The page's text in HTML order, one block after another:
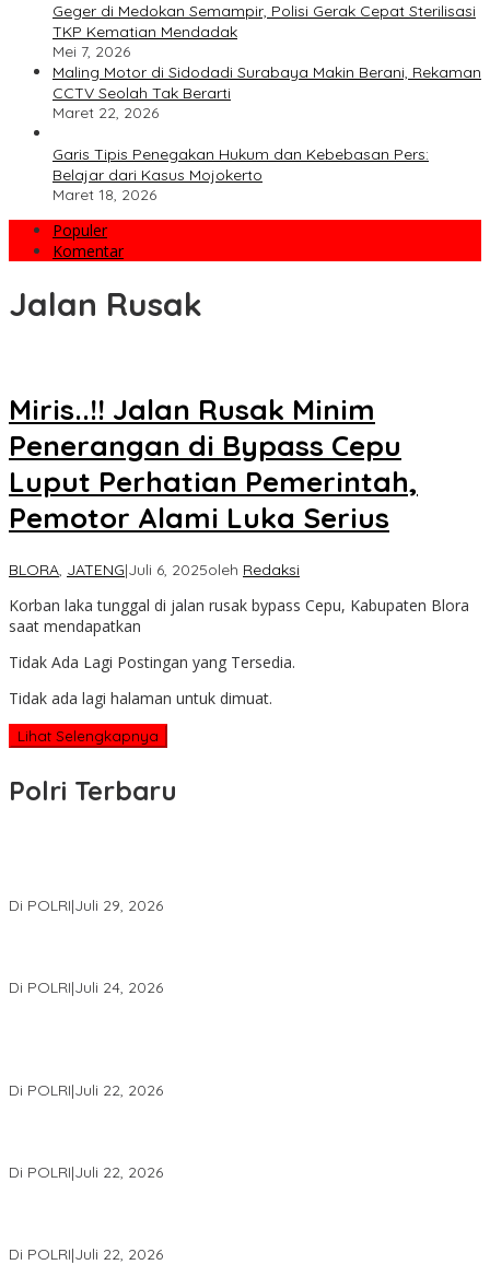
Geger di Medokan Semampir, Polisi Gerak Cepat Sterilisasi
TKP Kematian Mendadak
Mei 7, 2026
Maling Motor di Sidodadi Surabaya Makin Berani, Rekaman
CCTV Seolah Tak Berarti
Maret 22, 2026
Garis Tipis Penegakan Hukum dan Kebebasan Pers:
Belajar dari Kasus Mojokerto
Maret 18, 2026
Populer
Komentar
Jalan Rusak
Miris..!! Jalan Rusak Minim
Penerangan di Bypass Cepu
Luput Perhatian Pemerintah,
Pemotor Alami Luka Serius
BLORA, JATENG|Juli 6, 2025oleh Redaksi
Korban laka tunggal di jalan rusak bypass Cepu, Kabupaten Blora
saat mendapatkan
Tidak Ada Lagi Postingan yang Tersedia.
Tidak ada lagi halaman untuk dimuat.
Lihat Selengkapnya
Polri Terbaru
Di POLRI|Juli 29, 2026
Di POLRI|Juli 24, 2026
Di POLRI|Juli 22, 2026
Di POLRI|Juli 22, 2026
Di POLRI|Juli 22, 2026